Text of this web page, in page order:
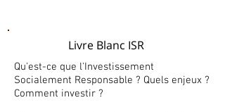
Livre Blanc ISR
Qu'est-ce que l'Investissement
Socialement Responsable ? Quels enjeux ?
Comment investir ?